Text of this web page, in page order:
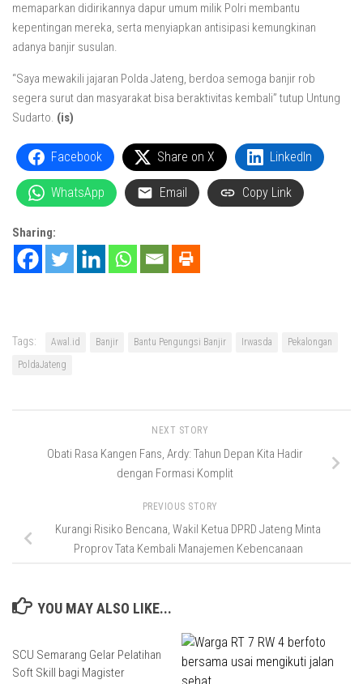
memaparkan didirikannya dapur umum milik Polri membantu
kepentingan mereka, serta menyiapkan antisipasi kemungkinan
adanya banjir susulan.
“Saya mewakili jajaran Polda Jateng, berdoa semoga banjir rob
segera surut dan masyarakat bisa beraktivitas kembali” tutup Untung
Sudarto. (is)
Facebook Share on X LinkedIn
WhatsApp Email Copy Link
Sharing:
Tags: Awal.id Banjir Bantu Pengungsi Banjir Irwasda
Pekalongan
PoldaJateng
NEXT STORY
Obati Rasa Kangen Fans, Ardy: Tahun Depan Kita Hadir
dengan Formasi Komplit
PREVIOUS STORY
Kurangi Risiko Bencana, Wakil Ketua DPRD Jateng Minta
Proprov Tata Kembali Manajemen Kebencanaan
YOU MAY ALSO LIKE...
SCU Semarang Gelar Pelatihan
Soft Skill bagi Magister